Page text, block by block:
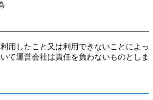
利用したこと又は利用できないことによっ
て運営会社は責任を負わないものとしま